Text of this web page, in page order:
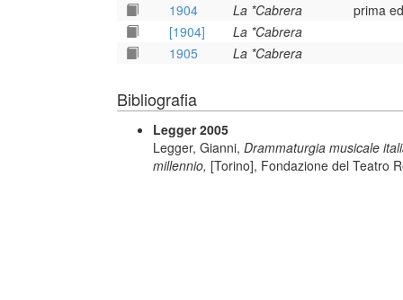
1904
La *Cabrera
prima
[1904]
La *Cabrera
1905
La *Cabrera
Bibliografia
Legger 2005
Legger, Gianni, Drammaturgia musicale
millennio, [Torino], Fondazione del Teatro